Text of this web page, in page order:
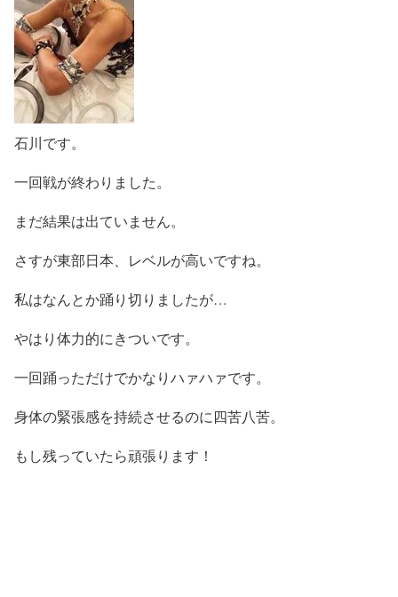
石川です。
一回戦が終わりました。
まだ結果は出ていません。
さすが東部日本、レベルが高いですね。
私はなんとか踊り切りましたが…
やはり体力的にきついです。
一回踊っただけでかなりハァハァです。
身体の緊張感を持続させるのに四苦八苦。
もし残っていたら頑張ります！